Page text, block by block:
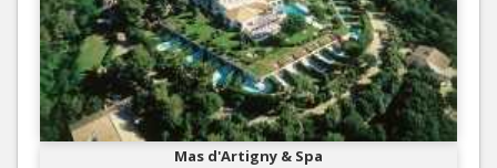
Mas d'Artigny & Spa